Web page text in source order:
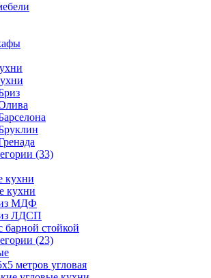
(33)
кухни
кухни
МДФ
ЛДСП
барной стойкой
(23)
метров угловая